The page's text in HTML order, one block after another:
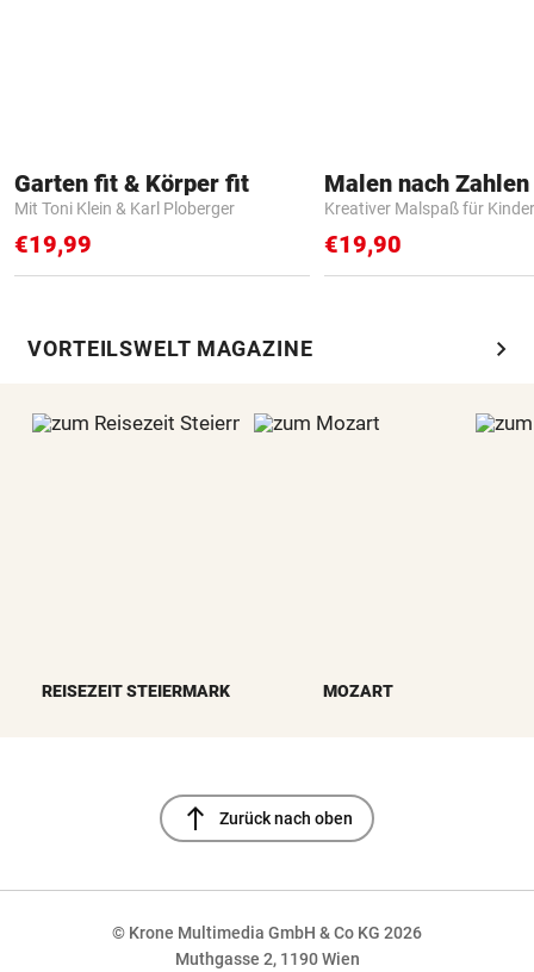
Garten fit & Körper fit
Mit Toni Klein & Karl Ploberger
€19,99
Kreativer Malspaß für Kinder
€19,90
VORTEILSWELT MAGAZINE chevron_right
REISEZEIT STEIERMARK MOZART
north Zurück nach oben
© Krone Multimedia GmbH & Co KG 2026
Muthgasse 2, 1190 Wien